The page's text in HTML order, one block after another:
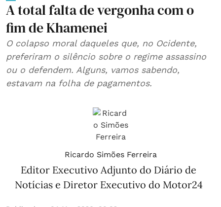
A total falta de vergonha com o
fim de Khamenei
O colapso moral daqueles que, no Ocidente,
preferiram o silêncio sobre o regime assassino
ou o defendem. Alguns, vamos sabendo,
estavam na folha de pagamentos.
Ricardo Simões Ferreira
Editor Executivo Adjunto do Diário de
Notícias e Diretor Executivo do Motor24